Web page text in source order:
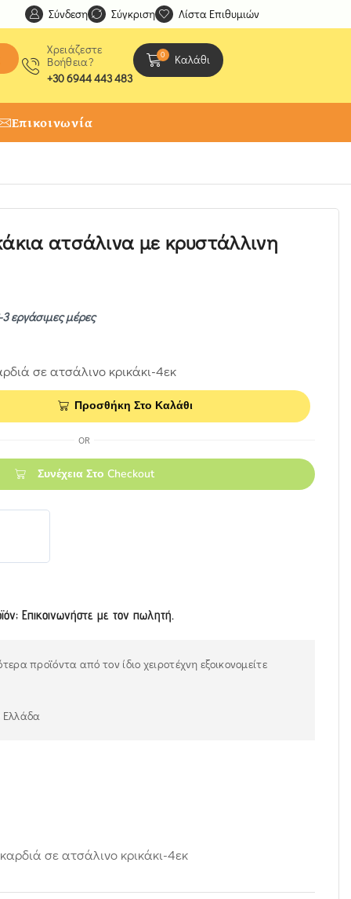
Ανακαλύψτε μοναδικές δημιουργίες από τους
Σύνδεση Σύγκριση Λίστα Επιθυμιών
Χρειάζεστε
Βοήθεια?
+30 6944 443 483
0 Καλάθι
Επικοινωνία
ατσάλινα με κρυστάλλινη
εργάσιμες μέρες
σε ατσάλινο κρικάκι-4εκ
Προσθήκη Στο Καλάθι
OR
Συνέχεια Στο Checkout
Επικοινωνήστε με τον πωλητή.
προϊόντα από τον ίδιο χειροτέχνη εξοικονομείτε
Ελλάδα
σε ατσάλινο κρικάκι-4εκ